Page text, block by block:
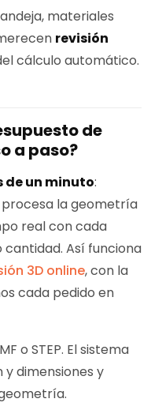
materiales
revisión
cálculo automático.
de
a paso?
de un minuto:
la geometría
real con cada
Así funciona
3D online, con la
cada pedido en
o STEP. El sistema
y dimensiones y